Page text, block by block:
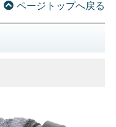
ページトップへ戻る